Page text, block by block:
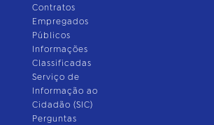
Contratos
Empregados
Públicos
Informações
Classificadas
Serviço de
Informação ao
Cidadão (SIC)
Perguntas